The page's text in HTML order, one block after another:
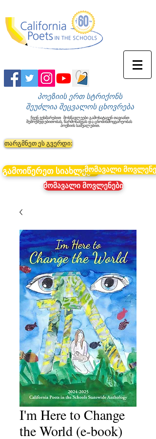
პოეზიის ერთ სტრიქონს
შეუძლია შეცვალოს ცხოვრება
ჩვენ ვეხმარებით მოსწავლეები გამოხატავენ თავიანთ
შემოქმედებითობას, წარმოსახვას და ცნობისმოყვარეობას
პოეზიის საშუალებით.
თარგმნეთ ეს გვერდი:
გამოიწერეთ სიახლეებიმომავალი
მომავალი მოვლენები
I'm Here to Change
the World (e-book)